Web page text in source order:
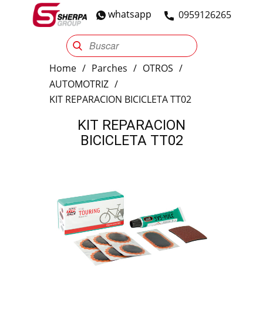
​0959126265
whatsapp
Sherpa Group Reencauche Automotriz
Home / Parches / OTROS /
AUTOMOTRIZ /
KIT REPARACION BICICLETA TT02
KIT REPARACION
BICICLETA TT02